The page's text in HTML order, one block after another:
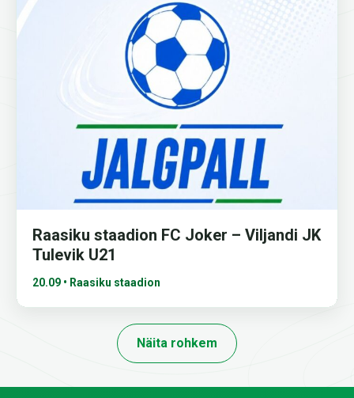
Raasiku staadion FC Joker – Viljandi JK
Tulevik U21
20.09 • Raasiku staadion
Näita rohkem